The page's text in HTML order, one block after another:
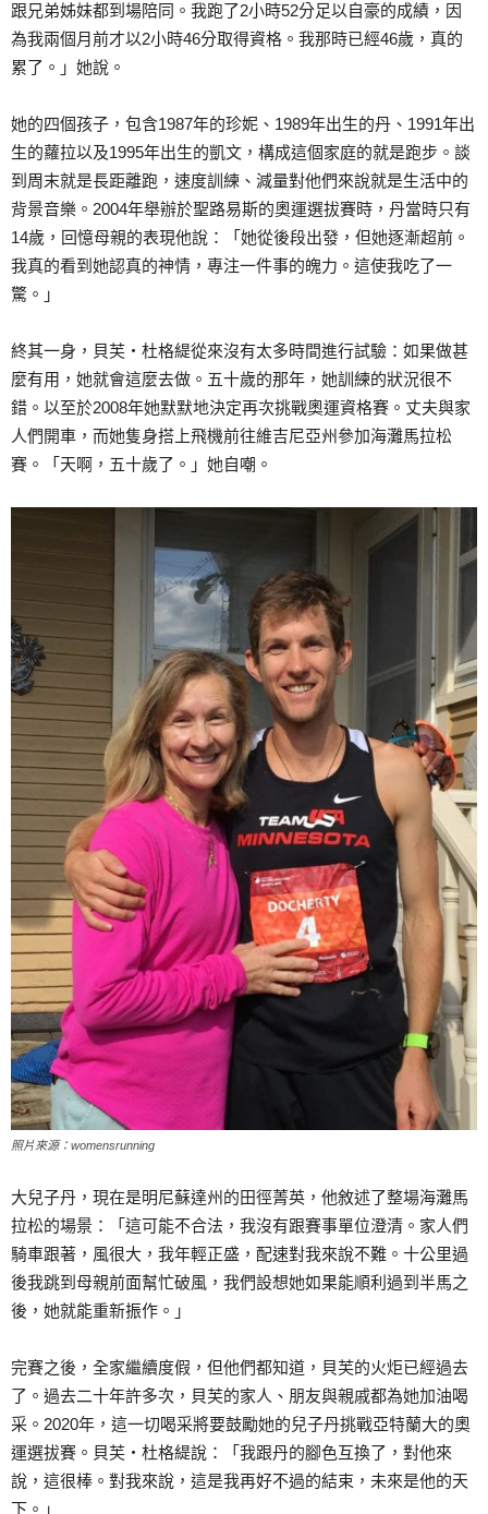
跟兄弟姊妹都到場陪同。我跑了2小時52分足以自豪的成績，因
為我兩個月前才以2小時46分取得資格。我那時已經46歲，真的
累了。」她說。
她的四個孩子，包含1987年的珍妮、1989年出生的丹、1991年出
生的蘿拉以及1995年出生的凱文，構成這個家庭的就是跑步。談
到周末就是長距離跑，速度訓練、減量對他們來說就是生活中的
背景音樂。2004年舉辦於聖路易斯的奧運選拔賽時，丹當時只有
14歲，回憶母親的表現他說：「她從後段出發，但她逐漸超前。
我真的看到她認真的神情，專注一件事的魄力。這使我吃了一
驚。」
終其一身，貝芙‧杜格緹從來沒有太多時間進行試驗：如果做甚
麼有用，她就會這麼去做。五十歲的那年，她訓練的狀況很不
錯。以至於2008年她默默地決定再次挑戰奧運資格賽。丈夫與家
人們開車，而她隻身搭上飛機前往維吉尼亞州參加海灘馬拉松
賽。「天啊，五十歲了。」她自嘲。
照片來源：womensrunning
大兒子丹，現在是明尼蘇達州的田徑菁英，他敘述了整場海灘馬
拉松的場景：「這可能不合法，我沒有跟賽事單位澄清。家人們
騎車跟著，風很大，我年輕正盛，配速對我來說不難。十公里過
後我跳到母親前面幫忙破風，我們設想她如果能順利過到半馬之
後，她就能重新振作。」
完賽之後，全家繼續度假，但他們都知道，貝芙的火炬已經過去
了。過去二十年許多次，貝芙的家人、朋友與親戚都為她加油喝
采。2020年，這一切喝采將要鼓勵她的兒子丹挑戰亞特蘭大的奧
運選拔賽。貝芙‧杜格緹說：「我跟丹的腳色互換了，對他來
說，這很棒。對我來說，這是我再好不過的結束，未來是他的天
下。」